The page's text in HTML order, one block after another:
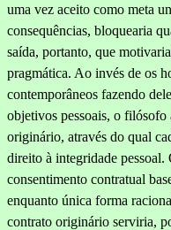
uma vez aceito como meta
consequências, bloquearia
saí­da, portanto, que
prag­mática. Ao invés de os
contemporâneos fazendo
objetivos pessoais, o
originário, através do qual
direito à integridade pessoal.
consentimento contratual
enquanto única forma
contrato originário serviria,